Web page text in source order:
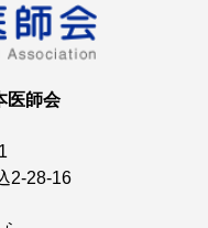
医師会
2-28-16